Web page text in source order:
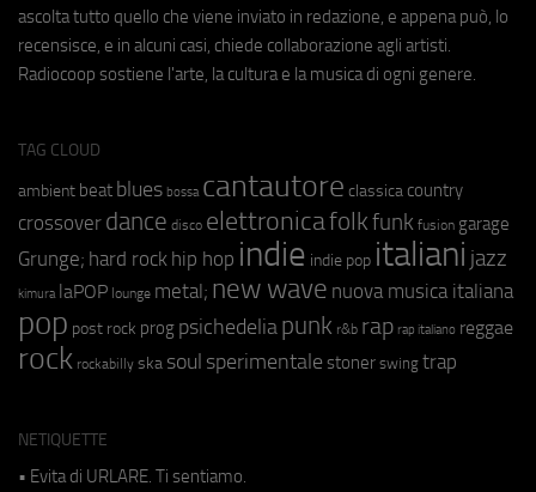
ascolta tutto quello che viene inviato in redazione, e appena può, lo
recensisce, e in alcuni casi, chiede collaborazione agli artisti.
Radiocoop sostiene l'arte, la cultura e la musica di ogni genere.
TAG CLOUD
ambient beat blues bossa cantautore classica country
crossover dance disco elettronicafolkfunk fusion garage
Grunge; hard rock hip hop indie indie pop italiani jazz
kimura laPOP lounge metal; new wave nuova musica italiana
pop post rock prog psichedeliapunk r&b rap rap italiano reggae
rock rockabilly ska soul sperimentale stoner swing trap
NETIQUETTE
• Evita di URLARE. Ti sentiamo.